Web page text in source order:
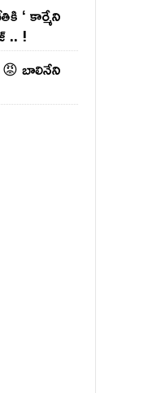
‘ కార్మేని
.. !
😡 బాలినేని